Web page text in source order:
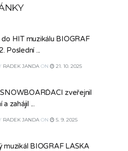
do HIT muzikálu BIOGRAF
Poslední ...
RADEK JANDA ON 21. 10. 2025
zveřejnil
a zahájil ...
RADEK JANDA ON 5. 9. 2025
muzikál BIOGRAF LÁSKA